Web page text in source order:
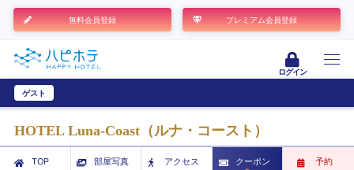
無料会員登録 プレミアム会員登録
ログイン
ゲスト
HOTEL Luna-Coast（ルナ・コースト）
TOP 部屋写真
アクセス
クーポン 予約